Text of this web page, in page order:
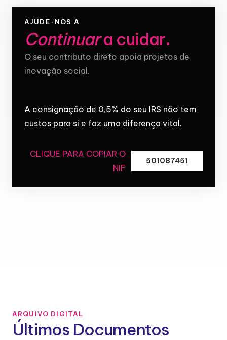
AJUDE-NOS A
Continuara cuidar.
O seu contributo direto apoia projetos de
inovação social.
A consignação de 0,5% do seu IRS não tem
custos para si e faz uma diferença vital.
CLIQUE PARA COPIAR O
NIF
501087451
ARQUIVO DIGITAL
Últimos Documentos